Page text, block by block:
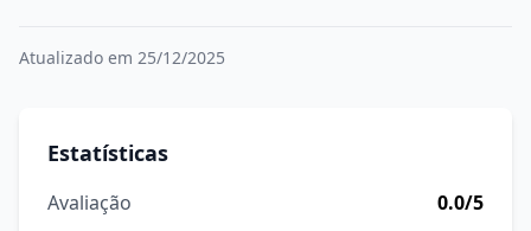
Atualizado em 25/12/2025
Estatísticas
Avaliação
0.0/5